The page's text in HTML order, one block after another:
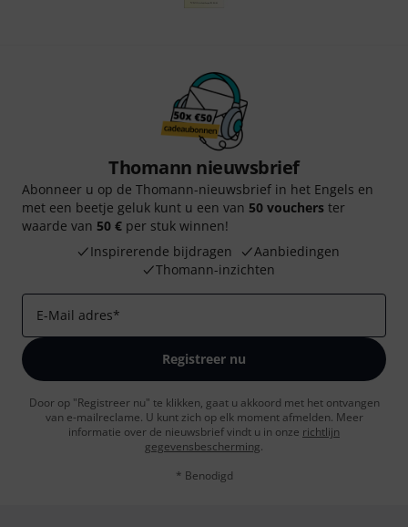
Thomann nieuwsbrief
Abonneer u op de Thomann-nieuwsbrief in het Engels en
met een beetje geluk kunt u een van 50 vouchers ter
waarde van 50 € per stuk winnen!
Inspirerende bijdragen
Aanbiedingen
Thomann-inzichten
E-Mail adres*
Registreer nu
Door op "Registreer nu" te klikken, gaat u akkoord met het ontvangen
van e-mailreclame. U kunt zich op elk moment afmelden. Meer
informatie over de nieuwsbrief vindt u in onze richtlijn
gegevensbescherming.
* Benodigd